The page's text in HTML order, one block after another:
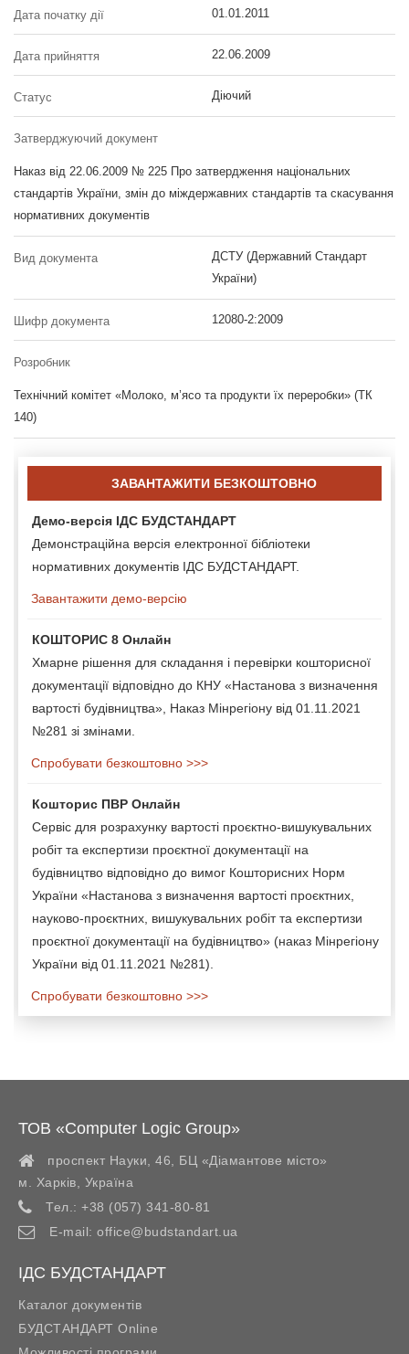
Дата початку дії 01.01.2011
Дата прийняття 22.06.2009
Статус Діючий
Затверджуючий документ
Наказ від 22.06.2009 № 225 Про затвердження національних
стандартів України, змін до міждержавних стандартів та скасування
нормативних документів
Вид документа
ДСТУ (Державний Стандарт
України)
Шифр документа 12080-2:2009
Розробник
Технічний комітет «Молоко, м’ясо та продукти їх переробки» (ТК
140)
ЗАВАНТАЖИТИ БЕЗКОШТОВНО
Демо-версія ІДС БУДСТАНДАРТ
Демонстраційна версія електронної бібліотеки
нормативних документів ІДС БУДСТАНДАРТ.
Завантажити демо-версію
КОШТОРИС 8 Онлайн
Хмарне рішення для складання і перевірки кошторисної
документації відповідно до КНУ «Настанова з визначення
вартості будівництва», Наказ Мінрегіону від 01.11.2021
№281 зі змінами.
Спробувати безкоштовно >>>
Кошторис ПВР Онлайн
Сервіс для розрахунку вартості проєктно-вишукувальних
робіт та експертизи проєктної документації на
будівництво відповідно до вимог Кошторисних Норм
України «Настанова з визначення вартості проєктних,
науково-проєктних, вишукувальних робіт та експертизи
проєктної документації на будівництво» (наказ Мінрегіону
України від 01.11.2021 №281).
Спробувати безкоштовно >>>
ТОВ «Computer Logic Group»
проспект Науки, 46, БЦ «Діамантове місто»
м. Харків
Україна
Тел.: +38 (057) 341-80-81
E-mail: office@budstandart.ua
ІДС БУДСТАНДАРТ
Каталог документів
БУДСТАНДАРТ Online